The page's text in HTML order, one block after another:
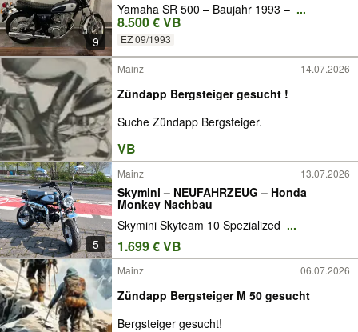
9
Yamaha SR 500 – Baujahr 1993 – ...
8.500 € VB
EZ 09/1993
Mainz 14.07.2026
Zündapp Bergsteiger gesucht !
Suche Zündapp Bergsteiger.
VB
5
Mainz 13.07.2026
Skymini – NEUFAHRZEUG – Honda
Monkey Nachbau
Skymini Skyteam 10 Spezialized ...
1.699 € VB
Mainz 06.07.2026
Zündapp Bergsteiger M 50 gesucht
Bergsteiger gesucht!